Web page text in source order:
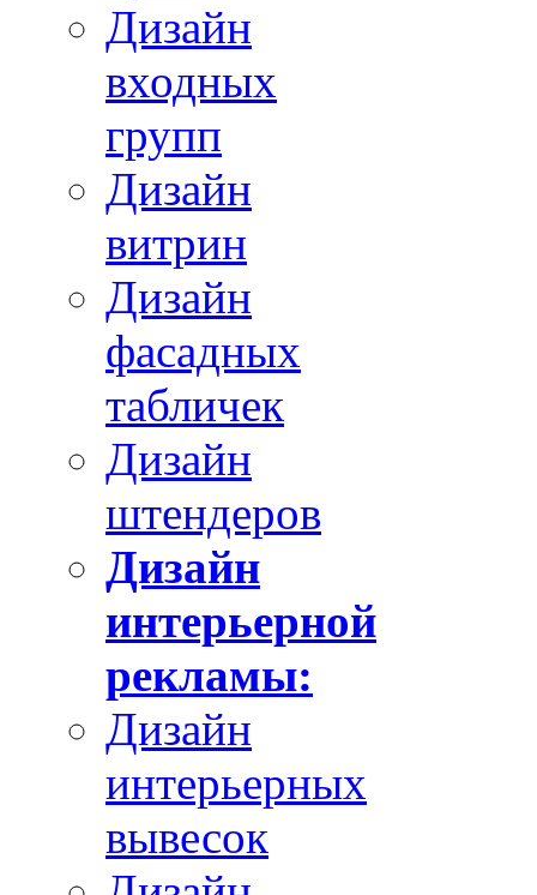
Дизайн
входных
групп
Дизайн
витрин
Дизайн
фасадных
табличек
Дизайн
штендеров
Дизайн
интерьерной
рекламы:
Дизайн
интерьерных
вывесок